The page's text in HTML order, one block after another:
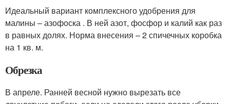
Идеальный вариант комплексного удобрения для
малины – азофоска . В ней азот, фосфор и калий как раз
в равных долях. Норма внесения – 2 спичечных коробка
на 1 кв. м.
Обрезка
В апреле. Ранней весной нужно вырезать все